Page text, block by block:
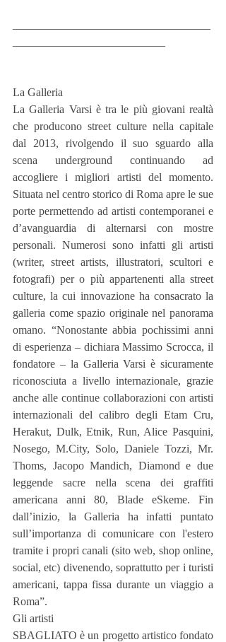
La Galleria
La Galleria Varsi è tra le più giovani realtà
che producono street culture nella capitale
dal 2013, rivolgendo il suo sguardo alla
scena underground continuando ad
accogliere i migliori artisti del momento.
Situata nel centro storico di Roma apre le sue
porte permettendo ad artisti contemporanei e
d’avanguardia di alternarsi con mostre
personali. Numerosi sono infatti gli artisti
(writer, street artists, illustratori, scultori e
fotografi) per o più appartenenti alla street
culture, la cui innovazione ha consacrato la
galleria come spazio originale nel panorama
omano. “Nonostante abbia pochissimi anni
di esperienza – dichiara Massimo Scrocca, il
fondatore – la Galleria Varsi è sicuramente
riconosciuta a livello internazionale, grazie
anche alle continue collaborazioni con artisti
internazionali del calibro degli Etam Cru,
Herakut, Dulk, Etnik, Run, Alice Pasquini,
Nosego, M.City, Solo, Daniele Tozzi, Mr.
Thoms, Jacopo Mandich, Diamond e due
leggende sacre nella scena dei graffiti
americana anni 80, Blade eSkeme. Fin
dall’inizio, la Galleria ha infatti puntato
sull’importanza di comunicare con l'estero
tramite i propri canali (sito web, shop online,
social, etc) divenendo, soprattutto per i turisti
americani, tappa fissa durante un viaggio a
Roma”.
Gli artisti
SBAGLIATO è un progetto artistico fondato